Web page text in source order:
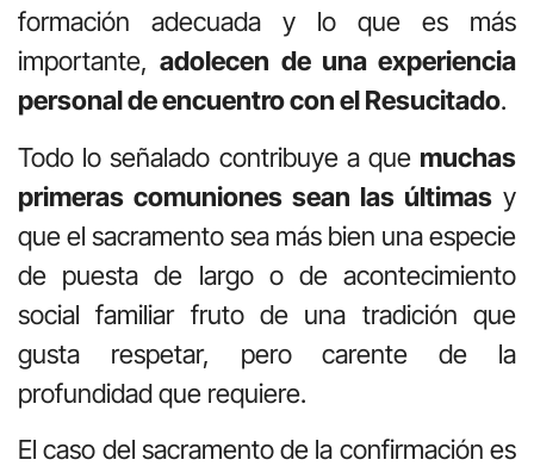
formación adecuada y lo que es más
importante,adolecen de una experiencia
personal de encuentro con el Resucitado.
Todo lo señalado contribuye a que muchas
primeras comuniones sean las últimas y
que el sacramento sea más bien una especie
de puesta de largo o de acontecimiento
social familiar fruto de una tradición que
gusta respetar, pero carente de la
profundidad que requiere.
El caso del sacramento de la confirmación es